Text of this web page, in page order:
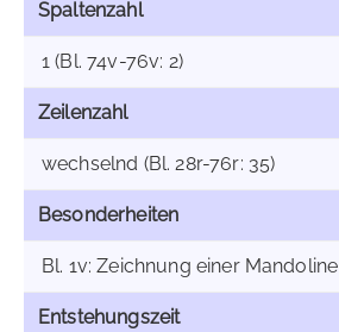
Spaltenzahl
1 (Bl. 74v-76v: 2)
Zeilenzahl
wechselnd (Bl. 28r-76r: 35)
Besonderheiten
Bl. 1v: Zeichnung einer Mandoline
Entstehungszeit